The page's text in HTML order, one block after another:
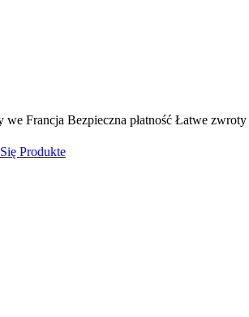
we Francja Bezpieczna płatność Łatwe zwroty
Produkte